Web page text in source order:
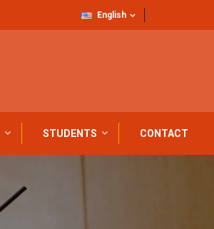
English
STUDENTS CONTACT